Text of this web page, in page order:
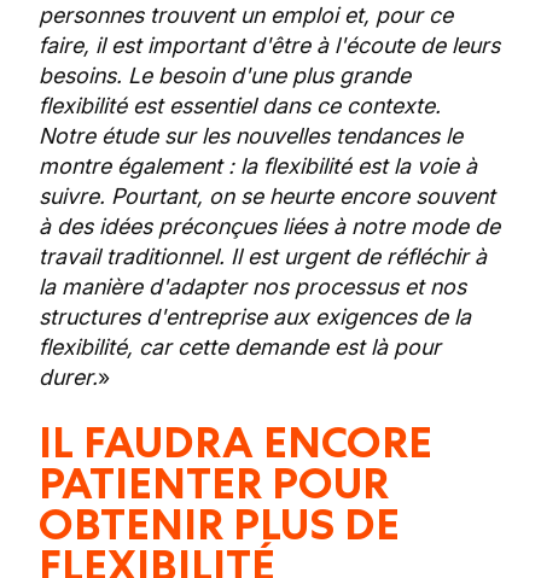
personnes trouvent un emploi et, pour ce
faire, il est important d'être à l'écoute de leurs
besoins. Le besoin d'une plus grande
flexibilité est essentiel dans ce contexte.
Notre étude sur les nouvelles tendances le
montre également : la flexibilité est la voie à
suivre. Pourtant, on se heurte encore souvent
à des idées préconçues liées à notre mode de
travail traditionnel. Il est urgent de réfléchir à
la manière d'adapter nos processus et nos
structures d'entreprise aux exigences de la
flexibilité, car cette demande est là pour
durer.»
IL FAUDRA ENCORE
PATIENTER POUR
OBTENIR PLUS DE
FLEXIBILITÉ